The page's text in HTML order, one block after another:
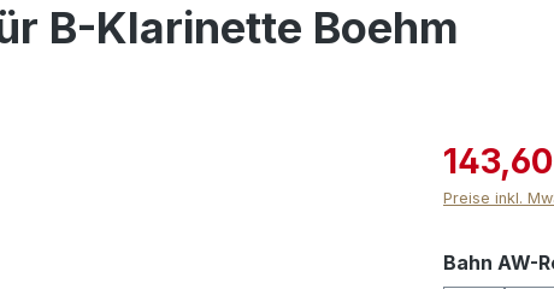
B-Klarinette Boehm
Preise inkl.
Bahn AW-